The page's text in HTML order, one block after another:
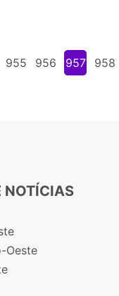
955 956 957 958
NOTÍCIAS
Oeste